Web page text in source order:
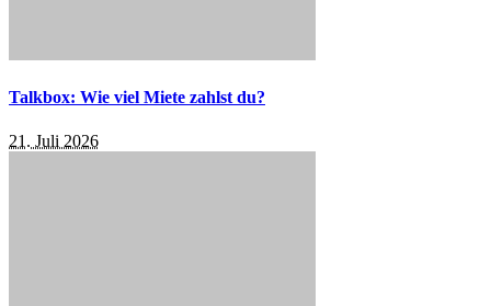
Talkbox: Wie viel Miete zahlst du?
21. Juli 2026